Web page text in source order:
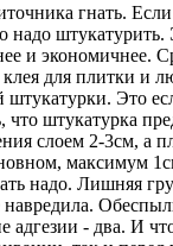
гнать.
надо штукатурить.
и экономичнее.
клея для плитки и
штукатурки. Это
что штукатурка
слоем 2-3см, а
максимум
надо. Лишняя
адгезии - два. И